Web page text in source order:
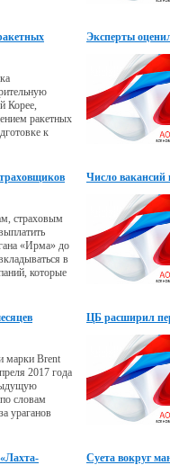
Корее,
ракетных
к
Эксперты
страховым
«Ирма» до
в
которые
Число вакансий
марки Brent
2017 года
словам
ураганов
ЦБ расширил
Суета вокруг